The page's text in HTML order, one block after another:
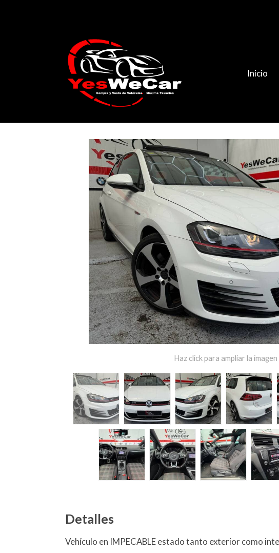
Inicio
Catálogo VOLKSWAGEN Golf 2.0 TSI GTI
Haz click para ampliar la imagen
Detalles
Vehículo en IMPECABLE estado tanto exterior como